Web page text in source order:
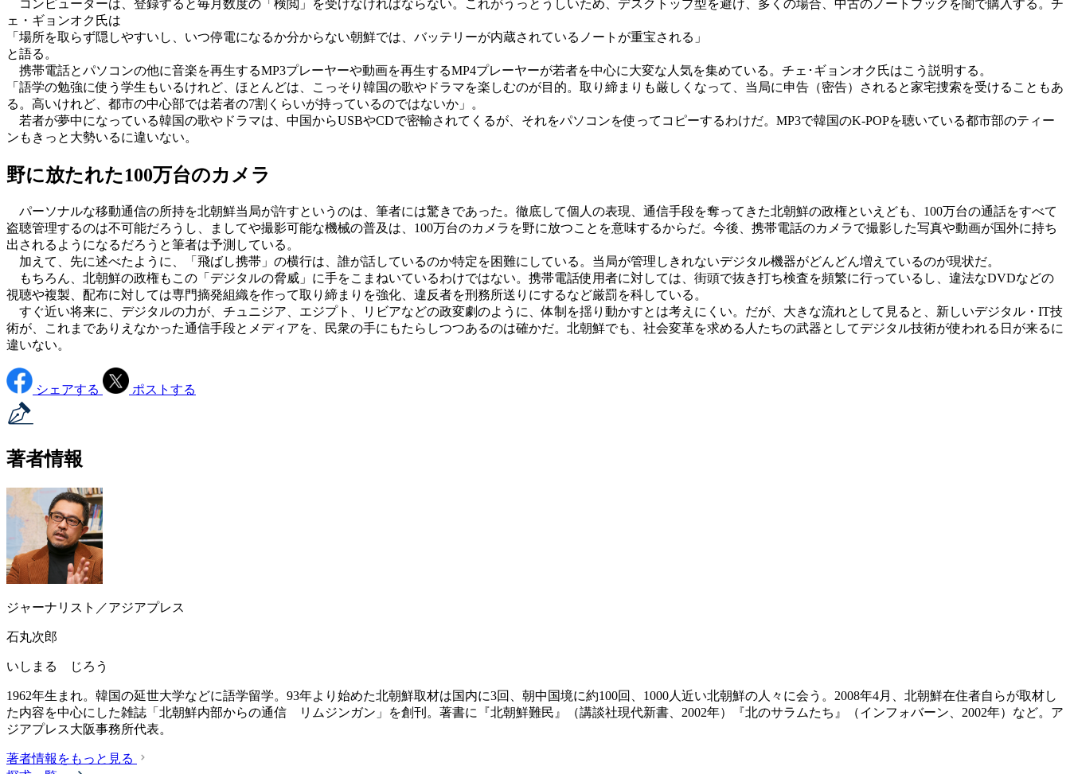
コンピューターは、登録すると毎月数度の「検閲」を受けなければならない。これがうっとうしいため、デスクトップ型を避け、多くの場合、中古のノートブックを闇で購入する。チ
ェ・ギョンオク氏は
「場所を取らず隠しやすいし、いつ停電になるか分からない朝鮮では、バッテリーが内蔵されているノートが重宝される」
と語る。
携帯電話とパソコンの他に音楽を再生するMP3プレーヤーや動画を再生するMP4プレーヤーが若者を中心に大変な人気を集めている。チェ･ギョンオク氏はこう説明する。
「語学の勉強に使う学生もいるけれど、ほとんどは、こっそり韓国の歌やドラマを楽しむのが目的。取り締まりも厳しくなって、当局に申告（密告）されると家宅捜索を受けることもあ
る。高いけれど、都市の中心部では若者の7割くらいが持っているのではないか」。
若者が夢中になっている韓国の歌やドラマは、中国からUSBやCDで密輸されてくるが、それをパソコンを使ってコピーするわけだ。MP3で韓国のK-POPを聴いている都市部のティー
ンもきっと大勢いるに違いない。
野に放たれた100万台のカメラ
パーソナルな移動通信の所持を北朝鮮当局が許すというのは、筆者には驚きであった。徹底して個人の表現、通信手段を奪ってきた北朝鮮の政権といえども、100万台の通話をすべて
盗聴管理するのは不可能だろうし、ましてや撮影可能な機械の普及は、100万台のカメラを野に放つことを意味するからだ。今後、携帯電話のカメラで撮影した写真や動画が国外に持ち
出されるようになるだろうと筆者は予測している。
加えて、先に述べたように、「飛ばし携帯」の横行は、誰が話しているのか特定を困難にしている。当局が管理しきれないデジタル機器がどんどん増えているのが現状だ。
もちろん、北朝鮮の政権もこの「デジタルの脅威」に手をこまねいているわけではない。携帯電話使用者に対しては、街頭で抜き打ち検査を頻繁に行っているし、違法なDVDなどの
視聴や複製、配布に対しては専門摘発組織を作って取り締まりを強化、違反者を刑務所送りにするなど厳罰を科している。
すぐ近い将来に、デジタルの力が、チュニジア、エジプト、リビアなどの政変劇のように、体制を揺り動かすとは考えにくい。だが、大きな流れとして見ると、新しいデジタル・IT技
術が、これまでありえなかった通信手段とメディアを、民衆の手にもたらしつつあるのは確かだ。北朝鮮でも、社会変革を求める人たちの武器としてデジタル技術が使われる日が来るに
違いない。
シェアする ポストする
著者情報
ジャーナリスト／アジアプレス
石丸次郎
いしまる じろう
1962年生まれ。韓国の延世大学などに語学留学。93年より始めた北朝鮮取材は国内に3回、朝中国境に約100回、1000人近い北朝鮮の人々に会う。2008年4月、北朝鮮在住者自らが取材し
た内容を中心にした雑誌「北朝鮮内部からの通信 リムジンガン」を創刊。著書に『北朝鮮難民』（講談社現代新書、2002年）『北のサラムたち』（インフォバーン、2002年）など。ア
ジアプレス大阪事務所代表。
著者情報をもっと見る